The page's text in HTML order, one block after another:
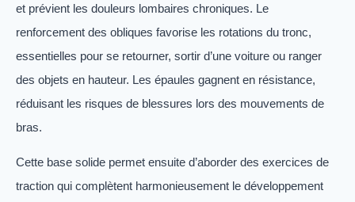
et prévient les douleurs lombaires chroniques. Le
renforcement des obliques favorise les rotations du tronc,
essentielles pour se retourner, sortir d’une voiture ou ranger
des objets en hauteur. Les épaules gagnent en résistance,
réduisant les risques de blessures lors des mouvements de
bras.
Cette base solide permet ensuite d’aborder des exercices de
traction qui complètent harmonieusement le développement